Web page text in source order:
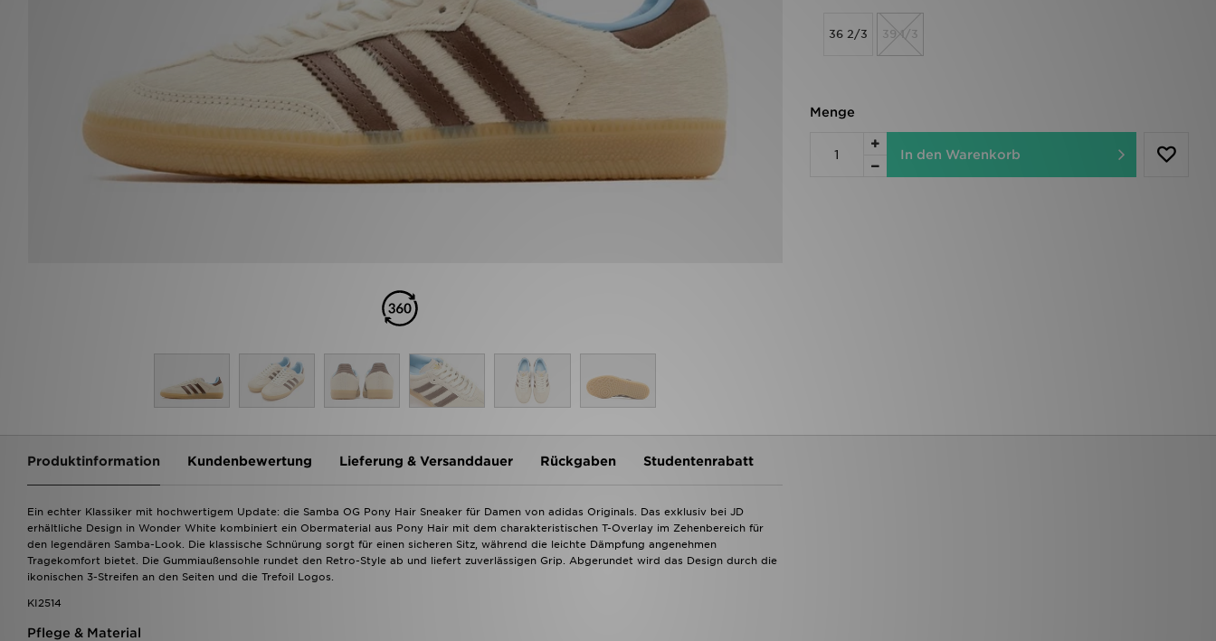
36 2/3 39 1/3
Menge
In den Warenkorb
Produktinformation Kundenbewertung Lieferung & Versanddauer Rückgaben Studentenrabatt
Ein echter Klassiker mit hochwertigem Update: die Samba OG Pony Hair Sneaker für Damen von adidas Originals. Das exklusiv bei JD
erhältliche Design in Wonder White kombiniert ein Obermaterial aus Pony Hair mit dem charakteristischen T-Overlay im Zehenbereich für
den legendären Samba-Look. Die klassische Schnürung sorgt für einen sicheren Sitz, während die leichte Dämpfung angenehmen
Tragekomfort bietet. Die Gummiaußensohle rundet den Retro-Style ab und liefert zuverlässigen Grip. Abgerundet wird das Design durch die
ikonischen 3-Streifen an den Seiten und die Trefoil Logos.
KI2514
Pflege & Material